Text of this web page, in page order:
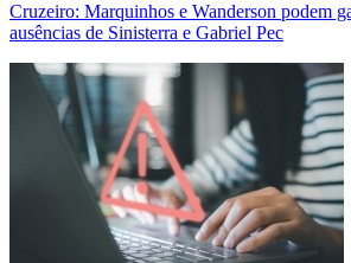
Cruzeiro: Marquinhos e Wanderson podem
ausências de Sinisterra e Gabriel Pec